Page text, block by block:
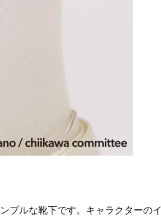
プルな靴下です。キャラクターのイ